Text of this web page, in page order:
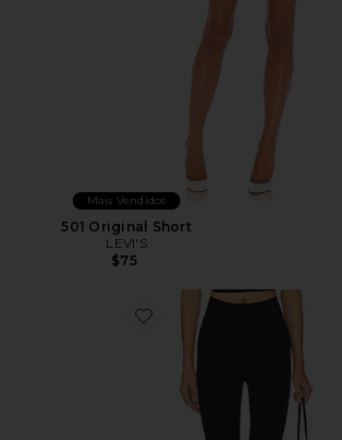
Mais Vendidos
501 Original Short
LEVI'S
$75
Favorite Neoprene Capri Legging